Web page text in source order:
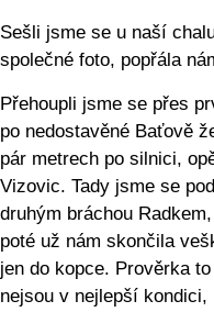
Sešli jsme se u naší
společné foto, popřála
Přehoupli jsme se přes
po nedostavěné Baťově
pár metrech po silnici,
Vizovic. Tady jsme se
druhým bráchou
poté už nám skončila
jen do kopce. Prověrka
nejsou v nejlepší